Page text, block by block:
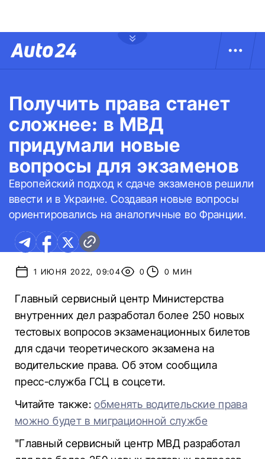
Получить права станет
сложнее: в МВД
придумали новые
вопросы для экзаменов
Европейский подход к сдаче экзаменов решили
ввести и в Украине. Создавая новые вопросы
ориентировались на аналогичные во Франции.
1 ИЮНЯ 2022, 09:04 0 0 МИН
Главный сервисный центр Министерства
внутренних дел разработал более 250 новых
тестовых вопросов экзаменационных билетов
для сдачи теоретического экзамена на
водительские права. Об этом сообщила
пресс-служба ГСЦ в соцсети.
Читайте также:обменять водительские права
можно будет в миграционной службе
"Главный сервисный центр МВД разработал